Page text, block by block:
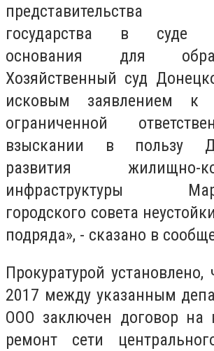
представительства
государства в суде
основания для
Хозяйственный суд
исковым заявлением к
ограниченной
взыскании в пользу
развития жилищно-
инфраструктуры
городского совета
подряда», - сказано в
Прокуратурой установлено,
2017 между указанным
ООО заключен договор на
ремонт сети